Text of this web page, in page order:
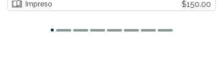
Impreso $150.00